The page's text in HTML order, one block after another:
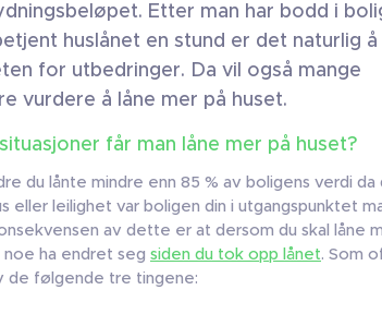
Etter man har bodd i
huslånet en stund er det naturlig å
for utbedringer. Da vil også mange
vurdere å låne mer på huset.
situasjoner får man låne mer på huset?
du lånte mindre enn 85 % av boligens verdi da
eller leilighet var boligen din i utgangspunktet
av dette er at dersom du skal låne
noe ha endret seg siden du tok opp lånet. Som
de følgende tre tingene: